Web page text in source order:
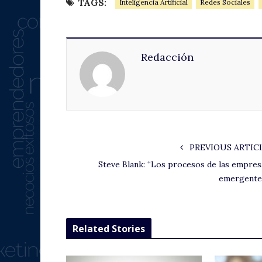
TAGS: Inteligencia Artificial Redes Sociales
Redacción
PREVIOUS
Steve Blank: “Los procesos de las
Related Stories